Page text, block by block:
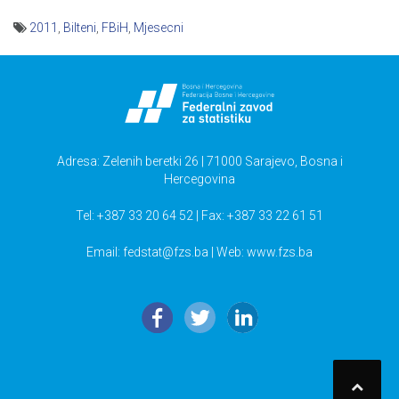
2011 Bilteni FBiH Mjesecni
Adresa: Zelenih beretki 26 | 71000 Sarajevo, Bosna i
Hercegovina
Tel: +387 33 20 64 52 | Fax: +387 33 22 61 51
Email: fedstat@fzs.ba | Web: www.fzs.ba